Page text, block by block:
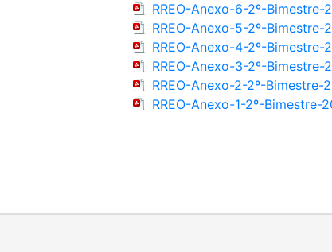
RREO-Anexo-6-2º-Bimestre-
RREO-Anexo-5-2º-Bimestre-
RREO-Anexo-4-2º-Bimestre-
RREO-Anexo-3-2º-Bimestre-
RREO-Anexo-2-2º-Bimestre-
RREO-Anexo-1-2º-Bimestre-